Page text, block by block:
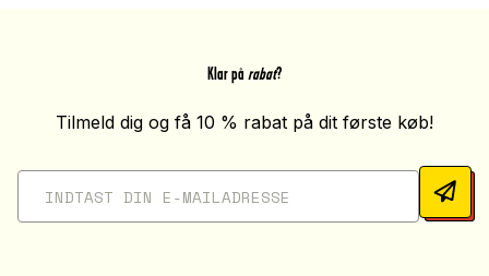
Klar på rabat?
Tilmeld dig og få 10 % rabat på dit første køb!